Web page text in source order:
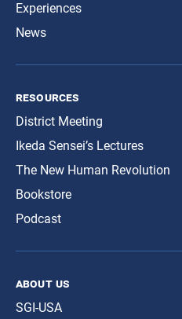
Experiences
News
resources
District Meeting
Ikeda Sensei’s Lectures
The New Human Revolution
Bookstore
Podcast
about us
SGI-USA